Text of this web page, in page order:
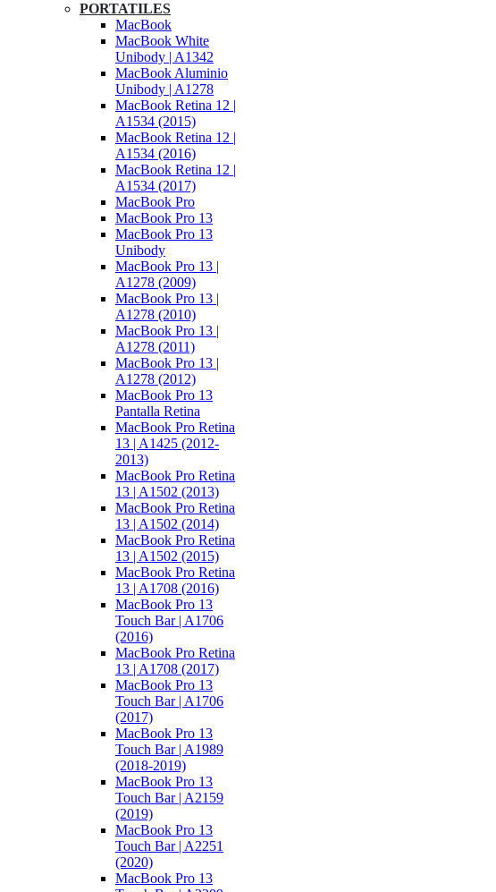
PORTATILES
MacBook
MacBook White
Unibody | A1342
MacBook Aluminio
Unibody | A1278
MacBook Retina 12 |
A1534 (2015)
MacBook Retina 12 |
A1534 (2016)
MacBook Retina 12 |
A1534 (2017)
MacBook Pro
MacBook Pro 13
MacBook Pro 13
Unibody
MacBook Pro 13 |
A1278 (2009)
MacBook Pro 13 |
A1278 (2010)
MacBook Pro 13 |
A1278 (2011)
MacBook Pro 13 |
A1278 (2012)
MacBook Pro 13
Pantalla Retina
MacBook Pro Retina
13 | A1425 (2012-
2013)
MacBook Pro Retina
13 | A1502 (2013)
MacBook Pro Retina
13 | A1502 (2014)
MacBook Pro Retina
13 | A1502 (2015)
MacBook Pro Retina
13 | A1708 (2016)
MacBook Pro 13
Touch Bar | A1706
(2016)
MacBook Pro Retina
13 | A1708 (2017)
MacBook Pro 13
Touch Bar | A1706
(2017)
MacBook Pro 13
Touch Bar | A1989
(2018-2019)
MacBook Pro 13
Touch Bar | A2159
(2019)
MacBook Pro 13
Touch Bar | A2251
(2020)
MacBook Pro 13